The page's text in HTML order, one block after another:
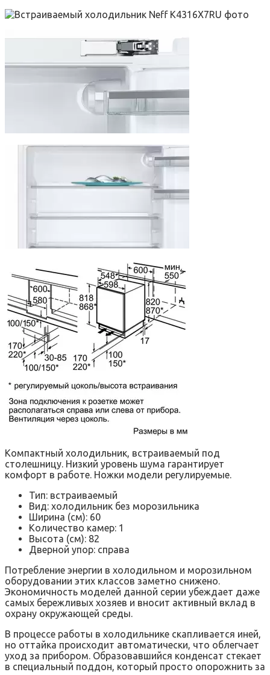
Компактный холодильник, встраиваемый под
столешницу. Низкий уровень шума гарантирует
комфорт в работе. Ножки модели регулируемые.
Тип: встраиваемый
Вид: холодильник без морозильника
Ширина (см): 60
Количество камер: 1
Высота (см): 82
Дверной упор: справа
Потребление энергии в холодильном и морозильном
оборудовании этих классов заметно снижено.
Экономичность моделей данной серии убеждает даже
самых бережливых хозяев и вносит активный вклад в
охрану окружающей среды.
В процессе работы в холодильнике скапливается иней,
но оттайка происходит автоматически, что облегчает
уход за прибором. Образовавшийся конденсат стекает
в специальный поддон, который просто опорожнить за